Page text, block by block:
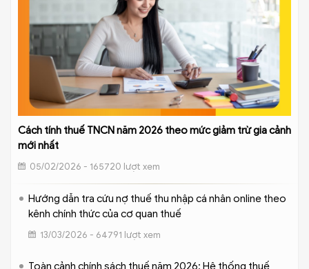
Cách tính thuế TNCN năm 2026 theo mức giảm trừ gia cảnh
mới nhất
05/02/2026 - 165720 lượt xem
Hướng dẫn tra cứu nợ thuế thu nhập cá nhân online theo
kênh chính thức của cơ quan thuế
13/03/2026 - 64791 lượt xem
Toàn cảnh chính sách thuế năm 2026: Hệ thống thuế